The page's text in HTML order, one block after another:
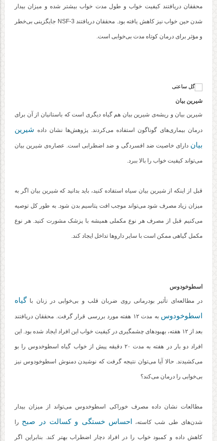
محققان دریافتند کیفیت خواب و طول مدت خواب بیشتر شده و میزان بیدار
شدن حین خواب نیز کاهش یافته بود. محققان دریافتند NSF-3 جایگزینی بی‌خطر
و مؤثر برای درمان کوتاه مدت بی‌خوابی است.
شیرین بیان
شیرین بیان و ریشه‌ی شیرین بیان هم گیاه دیگری است که باستانیان از آن برای
درمان بیماری‌های گوناگون استفاده می‌کردند. پژوهش‌ها نشان داده شیرین
بیان دارای خاصیت ضد افسردگی و ضد اضطرابی است. عصاره‌ی شیرین بیان
می‌تواند کیفیت خواب را بالا ببرد.
قبل از اینکه از شیرین بیان سیاه استفاده کنید، باید بدانید که شیرین بیان اگر به
میزان زیاد مصرف شود می‌تواند موجب افت پتاسیم بدن شود. به طور کل توصیه
می‌کنیم قبل از مصرف هر نوع مکملی همیشه با پزشک مشورت کنید. هر نوع
مکمل گیاهی ممکن است با سایر داروها تداخل ایجاد کند.
اسطوخودوس
در مطالعه‌ای تأثیر بودرمانی روی ضربان قلب و بی‌خوابی در زنان با گیاه
اسطوخودوس
به مدت ۱۲ هفته مورد بررسی قرار گرفت. محققان دریافتند
بعد از ۱۲ هفته، بهبودهای چشمگیری در کیفیت خواب این افراد ایجاد شده بود. این
افراد دو بار در هفته به مدت ۲۰ دقیقه پیش از خواب گیاه اسطوخدوس را بو
می‌کشیدند. حالا آیا می‌توان نتیجه گرفت که نوشیدن دمنوش اسطوخودوس نیز
بی‌خوابی را درمان می‌کند؟
مطالعات نشان داده مصرف خوراکی اسطوخدوس می‌تواند از میزان بیدار
شدن‌های طی شب کاسته، احساس خستگی و کسالت در صبح را
کاهش داده و کمبود خواب را در افراد دچار اضطراب بهتر کند. بنابراین اگر